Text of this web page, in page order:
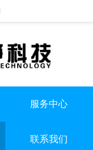
服务中心
手术室净化装修
联系我们